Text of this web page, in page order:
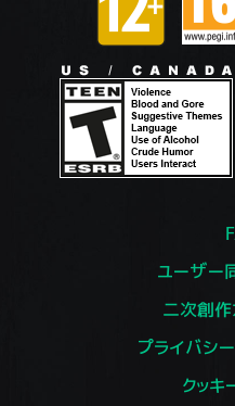
ユーザー
二次創作
プライバシー
クッキ